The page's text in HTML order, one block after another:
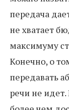
передача
не хватает
максимуму
Конечно, о
передавать
речи не